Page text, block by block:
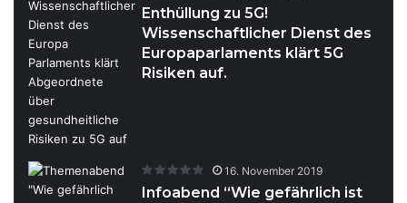
Enthüllung zu 5G!
Wissenschaftlicher Dienst des
Europaparlaments klärt 5G
Risiken auf.
16. November 2019
Infoabend “Wie gefährlich ist